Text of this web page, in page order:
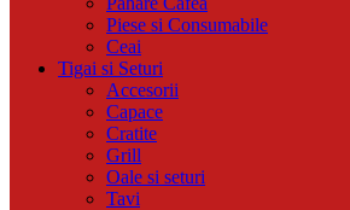
Piese si Consumabile
Ceai
Tigai si Seturi
Accesorii
Capace
Cratite
Grill
Oale si seturi
Tavi